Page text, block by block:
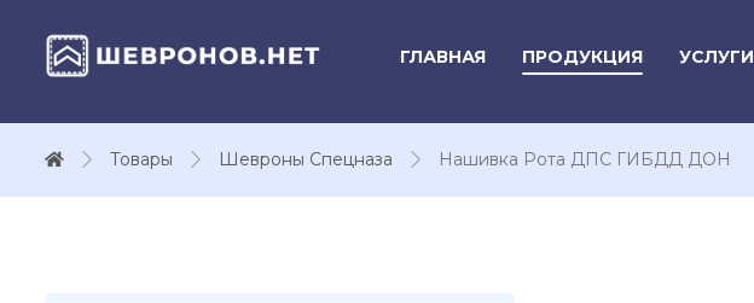
ГЛАВНАЯ ПРОДУКЦИЯ УСЛУГИ
Товары Шевроны Спецназа Нашивка Рота ДПС ГИБДД ДОН